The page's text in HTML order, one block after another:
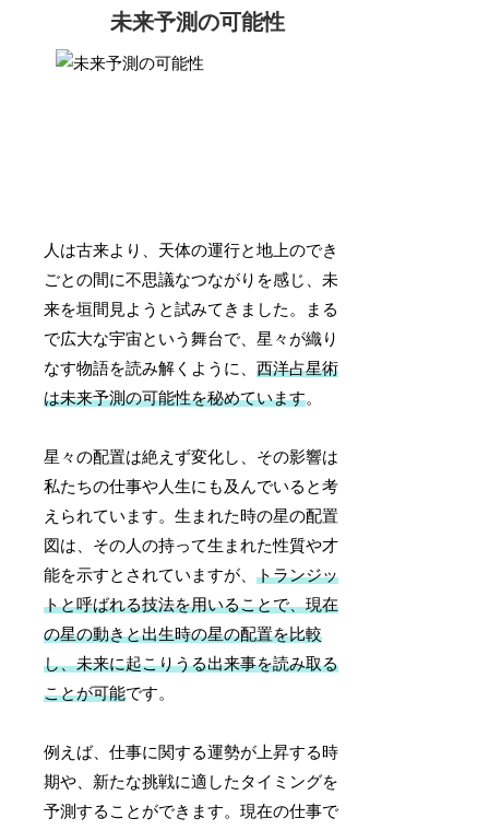
未来予測の可能性
人は古来より、天体の運行と地上のでき
ごとの間に不思議なつながりを感じ、未
来を垣間見ようと試みてきました。まる
で広大な宇宙という舞台で、星々が織り
なす物語を読み解くように、西洋占星術
は未来予測の可能性を秘めています。
星々の配置は絶えず変化し、その影響は
私たちの仕事や人生にも及んでいると考
えられています。生まれた時の星の配置
図は、その人の持って生まれた性質や才
能を示すとされていますが、トランジッ
トと呼ばれる技法を用いることで、現在
の星の動きと出生時の星の配置を比較
し、未来に起こりうる出来事を読み取る
ことが可能です。
例えば、仕事に関する運勢が上昇する時
期や、新たな挑戦に適したタイミングを
予測することができます。現在の仕事で